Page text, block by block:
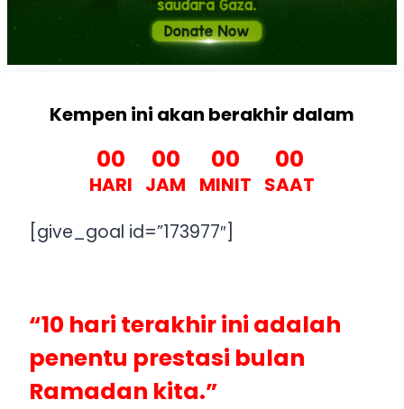
Kempen ini akan berakhir dalam
00
HARI
00
JAM
00
MINIT
00
SAAT
[give_goal id=”173977″]
“10 hari terakhir ini adalah
penentu prestasi bulan
Ramadan kita.”